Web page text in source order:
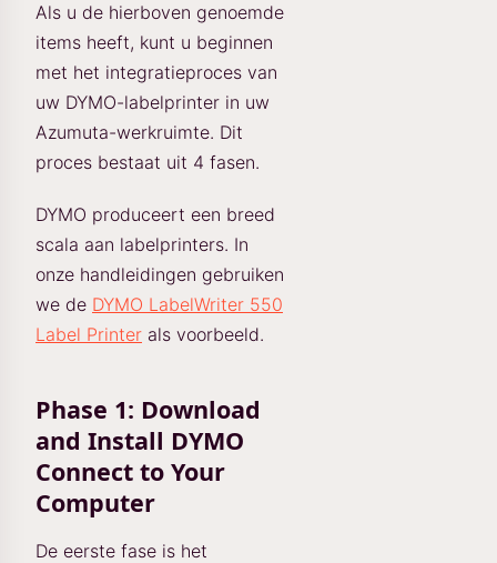
Als u de hierboven genoemde
items heeft, kunt u beginnen
met het integratieproces van
uw DYMO-labelprinter in uw
Azumuta-werkruimte. Dit
proces bestaat uit 4 fasen.
DYMO produceert een breed
scala aan labelprinters. In
onze handleidingen gebruiken
we de DYMO LabelWriter 550
Label Printer als voorbeeld.
Phase 1: Download
and Install DYMO
Connect to Your
Computer
De eerste fase is het